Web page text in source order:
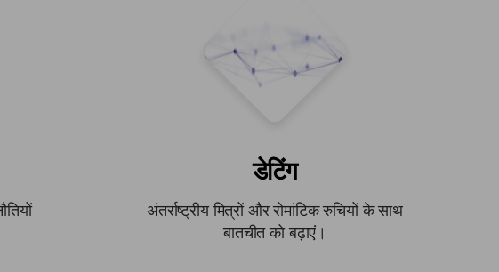
डेटिंग
अंतर्राष्ट्रीय मित्रों और रोमांटिक रुचियों के साथ
बातचीत को बढ़ाएं।